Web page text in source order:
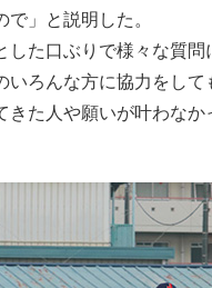
」と説明した。
た口ぶりで様々な質問
いろんな方に協力をし
きた人や願いが叶わな